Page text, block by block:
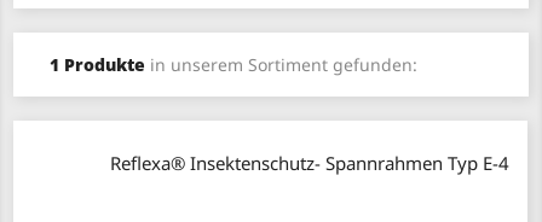
1 Produkte in unserem Sortiment gefunden:
Reflexa® Insektenschutz- Spannrahmen Typ E-4